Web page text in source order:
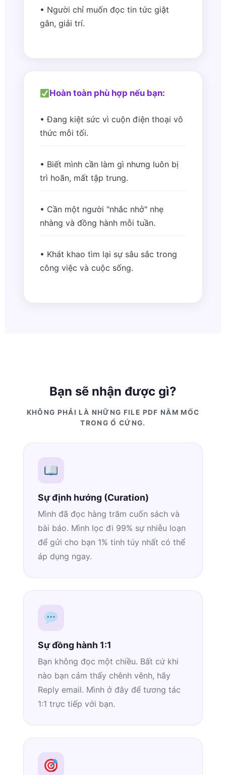
• Người chỉ muốn đọc tin tức giật
gân, giải trí.
Hoàn toàn phù hợp nếu bạn:
• Đang kiệt sức vì cuộn điện thoại vô
thức mỗi tối.
• Biết mình cần làm gì nhưng luôn bị
trì hoãn, mất tập trung.
• Cần một người "nhắc nhở" nhẹ
nhàng và đồng hành mỗi tuần.
• Khát khao tìm lại sự sâu sắc trong
công việc và cuộc sống.
Bạn sẽ nhận được gì?
KHÔNG PHẢI LÀ NHỮNG FILE PDF NẰM MỐC
TRONG Ổ CỨNG.
Sự định hướng (Curation)
Mình đã đọc hàng trăm cuốn sách và
bài báo. Mình lọc đi 99% sự nhiễu loạn
để gửi cho bạn 1% tinh túy nhất có thể
áp dụng ngay.
Sự đồng hành 1:1
Bạn không đọc một chiều. Bất cứ khi
nào bạn cảm thấy chênh vênh, hãy
Reply email. Mình ở đây để tương tác
1:1 trực tiếp với bạn.